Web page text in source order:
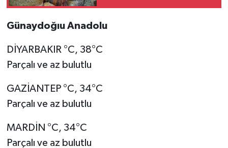
Günaydoğıu Anadolu
DİYARBAKIR °C, 38°C
Parçalı ve az bulutlu
GAZİANTEP °C, 34°C
Parçalı ve az bulutlu
MARDİN °C, 34°C
Parçalı ve az bulutlu